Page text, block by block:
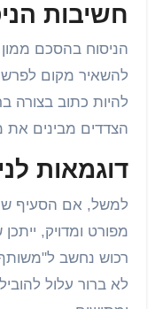
חשיבות
הניסוח בהסכם ממון
להשאיר מקום
להיות כתוב בצורה
הצדדים מבינים את
דוגמאות
למשל, אם הסעיף
מפורט ומדויק,
רכוש נחשב
לא ברור עלול